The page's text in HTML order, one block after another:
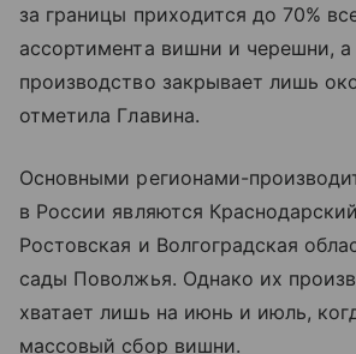
за границы приходится до 70%
ассортимента вишни и черешни, а
производство закрывает лишь
отметила Главина.
Основными регионами-
в России являются
Ростовская и Волгоградская
сады Поволжья. Однако их
хватает лишь на июнь и июль,
массовый сбор вишни.